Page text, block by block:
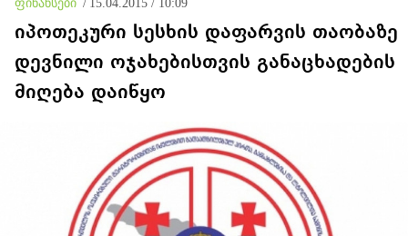
ფინანსები / 15.04.2015 / 10:09
იპოთეკური სესხის დაფარვის თაობაზე
დევნილი ოჯახებისთვის განაცხადების
მიღება დაიწყო